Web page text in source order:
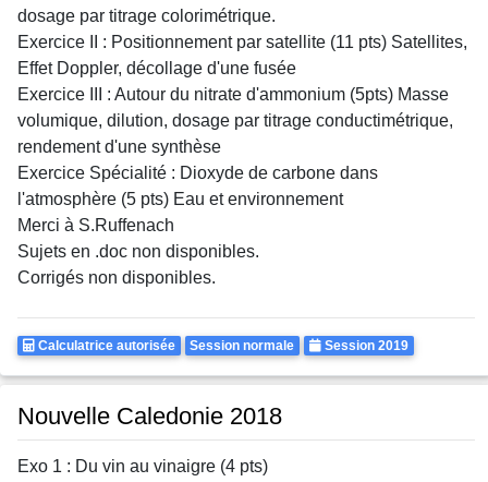
dosage par titrage colorimétrique.
Exercice II : Positionnement par satellite (11 pts) Satellites,
Effet Doppler, décollage d'une fusée
Exercice III : Autour du nitrate d'ammonium (5pts) Masse
volumique, dilution, dosage par titrage conductimétrique,
rendement d'une synthèse
Exercice Spécialité : Dioxyde de carbone dans
l'atmosphère (5 pts) Eau et environnement
Merci à S.Ruffenach
Sujets en .doc non disponibles.
Corrigés non disponibles.
Calculatrice
Calculatrice autorisée Rattrapages
Session normale Annee
Session 2019
Nouvelle Caledonie 2018
Exo 1 : Du vin au vinaigre (4 pts)